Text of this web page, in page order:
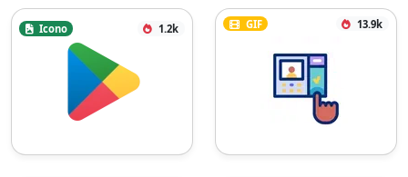
Icono 1.2k GIF 13.9k